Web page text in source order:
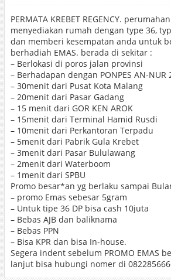
PERMATA KREBET REGENCY.
menyediakan rumah dengan type 36,
dan memberi kesempatan anda untuk
berhadiah EMAS. berada di sekitar :
– Berlokasi di poros jalan provinsi
– Berhadapan dengan PONPES AN-NUR
– 30menit dari Pusat Kota Malang
– 20menit dari Pasar Gadang
– 15 menit dari GOR KEN AROK
– 15menit dari Terminal Hamid Rusdi
– 10menit dari Perkantoran Terpadu
– 5menit dari Pabrik Gula Krebet
– 3menit dari Pasar Bululawang
– 2menit dari Waterboom
– 1menit dari SPBU
Promo besar*an yg berlaku sampai
– promo Emas sebesar 5gram
– Untuk tipe 36 DP bisa cash 10juta
– Bebas AJB dan baliknama
– Bebas PPN
– Bisa KPR dan bisa In-house.
Segera indent sebelum PROMO EMAS
lanjut bisa hubungi nomer di